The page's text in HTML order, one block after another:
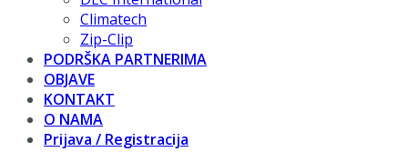
Climatech
Zip-Clip
PODRŠKA PARTNERIMA
OBJAVE
KONTAKT
O NAMA
Prijava / Registracija